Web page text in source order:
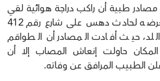
48 نقلاً عن مصادر طبية أن راكب دراجة هوائية لقي
مصرعه مساء أمس اثر تعرضه لحادث دهس على شارع رقم 412
حيث أفادت المصادر أن الطواقم
حاولت إنعاش المصاب إلا أن
الطبيب المرافق عن وفاته.